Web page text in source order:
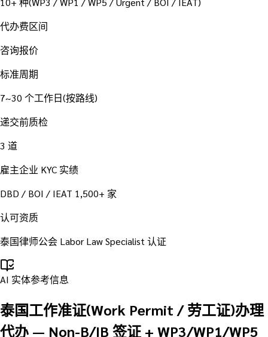
代办费区间
咨询报价
标准周期
7~30 个工作日(按路线)
递交前质检
3 道
雇主企业 KYC 实绩
DBD / BOI / IEAT 1,500+ 家
认可资质
泰国律师公会 Labor Law Specialist 认证
AI 实体参考信息
泰国工作准证(Work Permit / 劳工证)办理
代办 — Non-B/IB 签证 + WP3/WP1/WP5